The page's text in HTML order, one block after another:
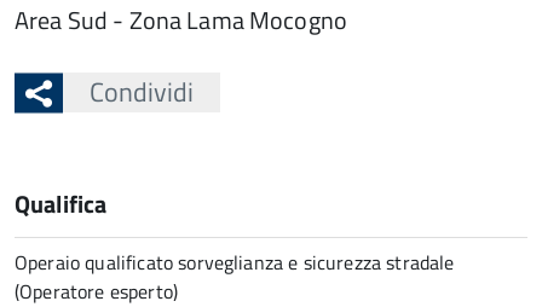
Area Sud - Zona Lama Mocogno
Condividi
Qualifica
Operaio qualificato sorveglianza e sicurezza stradale
(Operatore esperto)